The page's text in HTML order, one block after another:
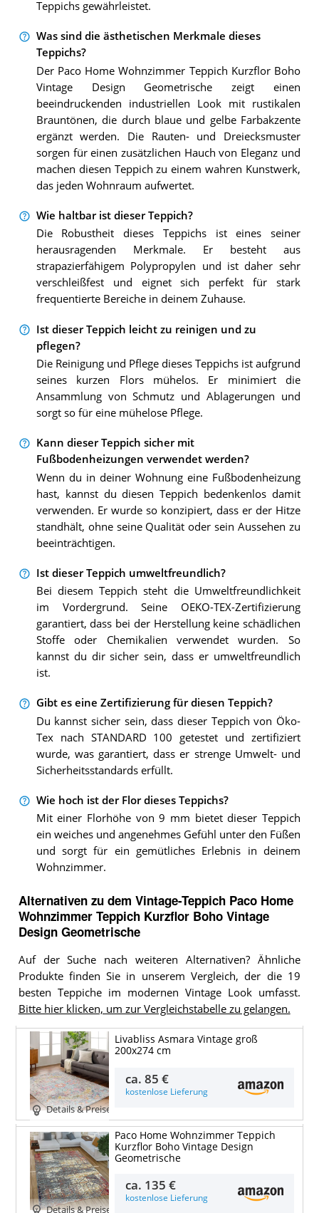
Teppichs gewährleistet.
Was sind die ästhetischen Merkmale dieses
Teppichs?
Der Paco Home Wohnzimmer Teppich Kurzflor Boho
Vintage Design Geometrische zeigt einen
beeindruckenden industriellen Look mit rustikalen
Brauntönen, die durch blaue und gelbe Farbakzente
ergänzt werden. Die Rauten- und Dreiecksmuster
sorgen für einen zusätzlichen Hauch von Eleganz und
machen diesen Teppich zu einem wahren Kunstwerk,
das jeden Wohnraum aufwertet.
Wie haltbar ist dieser Teppich?
Die Robustheit dieses Teppichs ist eines seiner
herausragenden Merkmale. Er besteht aus
strapazierfähigem Polypropylen und ist daher sehr
verschleißfest und eignet sich perfekt für stark
frequentierte Bereiche in deinem Zuhause.
Ist dieser Teppich leicht zu reinigen und zu
pflegen?
Die Reinigung und Pflege dieses Teppichs ist aufgrund
seines kurzen Flors mühelos. Er minimiert die
Ansammlung von Schmutz und Ablagerungen und
sorgt so für eine mühelose Pflege.
Kann dieser Teppich sicher mit
Fußbodenheizungen verwendet werden?
Wenn du in deiner Wohnung eine Fußbodenheizung
hast, kannst du diesen Teppich bedenkenlos damit
verwenden. Er wurde so konzipiert, dass er der Hitze
standhält, ohne seine Qualität oder sein Aussehen zu
beeinträchtigen.
Ist dieser Teppich umweltfreundlich?
Bei diesem Teppich steht die Umweltfreundlichkeit
im Vordergrund. Seine OEKO-TEX-Zertifizierung
garantiert, dass bei der Herstellung keine schädlichen
Stoffe oder Chemikalien verwendet wurden. So
kannst du dir sicher sein, dass er umweltfreundlich
ist.
Gibt es eine Zertifizierung für diesen Teppich?
Du kannst sicher sein, dass dieser Teppich von Öko-
Tex nach STANDARD 100 getestet und zertifiziert
wurde, was garantiert, dass er strenge Umwelt- und
Sicherheitsstandards erfüllt.
Wie hoch ist der Flor dieses Teppichs?
Mit einer Florhöhe von 9 mm bietet dieser Teppich
ein weiches und angenehmes Gefühl unter den Füßen
und sorgt für ein gemütliches Erlebnis in deinem
Wohnzimmer.
Alternativen zu dem Vintage-Teppich Paco Home
Wohnzimmer Teppich Kurzflor Boho Vintage
Design Geometrische
Auf der Suche nach weiteren Alternativen? Ähnliche
Produkte finden Sie in unserem Vergleich, der die 19
besten Teppiche im modernen Vintage Look umfasst.
Bitte hier klicken, um zur Vergleichstabelle zu gelangen.
Details & Preise
Livabliss Asmara Vintage groß
200x274 cm
ca.85 €
kostenlose Lieferung
Details & Preise
Paco Home Wohnzimmer Teppich
Kurzflor Boho Vintage Design
Geometrische
ca. 135 €
kostenlose Lieferung